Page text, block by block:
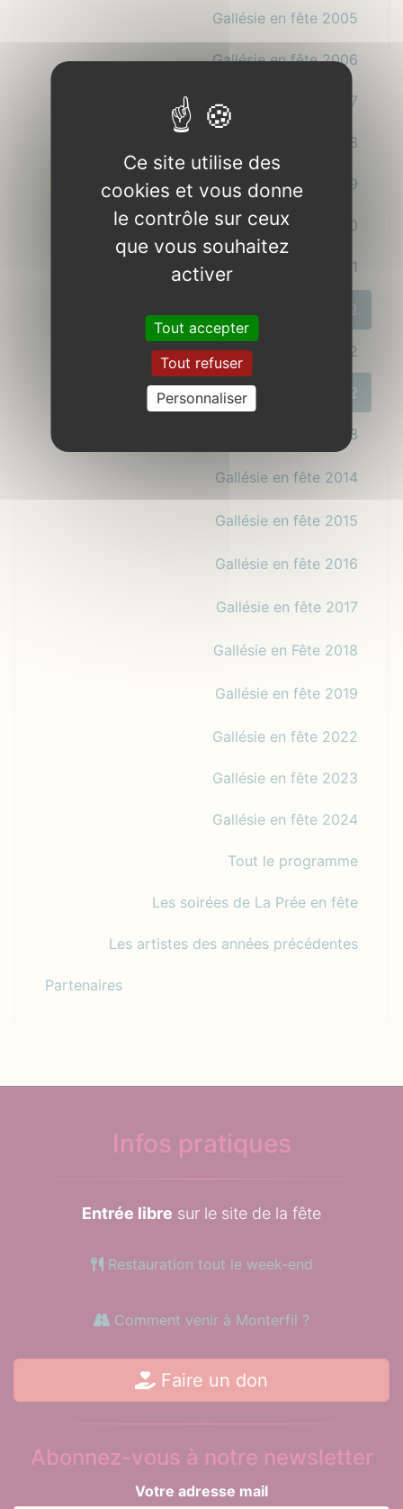
Gallésie en fête 2005
Gallésie en fête 2006
Gallésie en fête 2007
Gallésie en fête 2008
Gallésie en fête 2009
Gallésie en fête 2010
Gallésie en fête 2011
Gallésie en fête 2012
Samedi 23 juin 2012
Dimanche 24 juin 2012
Gallésie en fête 2013
Gallésie en fête 2014
Gallésie en fête 2015
Gallésie en fête 2016
Gallésie en fête 2017
Gallésie en Fête 2018
Gallésie en fête 2019
Gallésie en fête 2022
Gallésie en fête 2023
Gallésie en fête 2024
Tout le programme
Les soirées de La Prée en fête
Les artistes des années précédentes
Partenaires
Infos pratiques
Entrée libre sur le site de la fête
Restauration tout le week-end
Comment venir à Monterfil ?
Faire un don
Abonnez-vous à notre newsletter
Votre adresse mail
Ce site utilise des
cookies et vous donne
le contrôle sur ceux
que vous souhaitez
activer
Tout accepter
Tout refuser
Personnaliser